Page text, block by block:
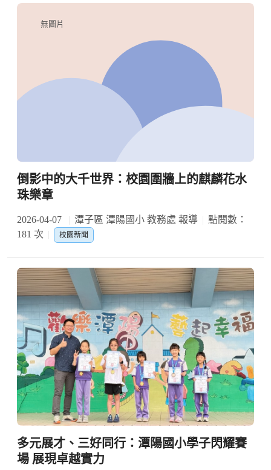
無圖片
倒影中的大千世界：校園圍牆上的麒麟花水
珠樂章
2026-04-07 潭子區 潭陽國小 教務處 報導
點閱數：
181 次
校園新聞
多元展才、三好同行：潭陽國小學子閃耀賽
場 展現卓越實力